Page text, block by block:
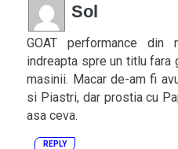
Sol
GOAT performance
indreapta spre un titlu fara
masinii. Macar de-am fi
si Piastri, dar prostia cu
asa ceva.
REPLY